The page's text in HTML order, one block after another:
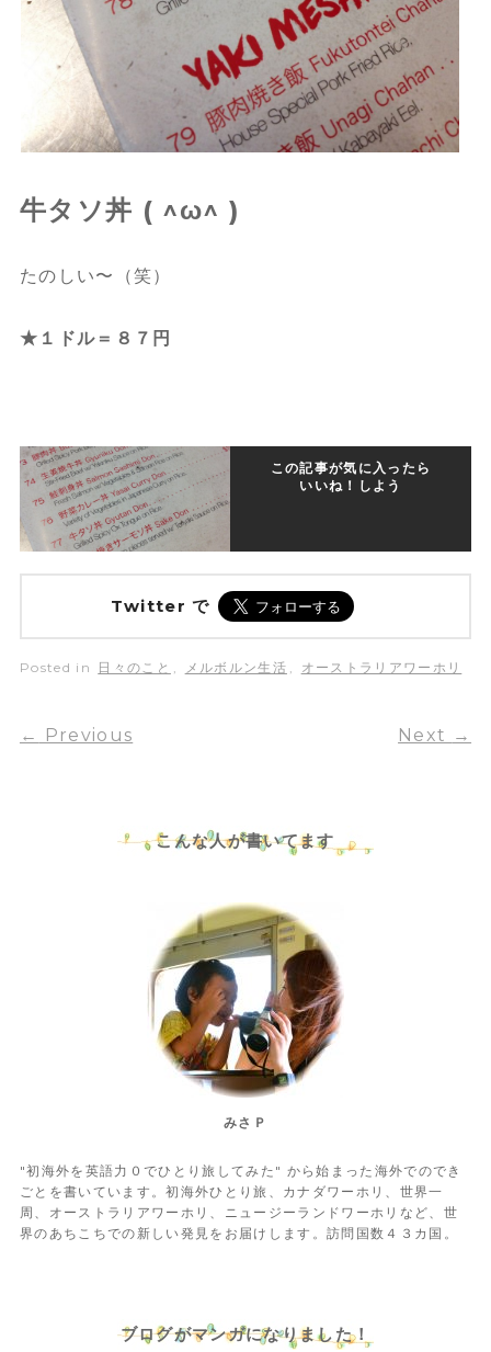
牛タソ丼 ( ^ω^ )
たのしい〜（笑）
★１ドル＝８７円
この記事が気に入ったら
いいね！しよう
Twitter で
Posted in 日々のこと メルボルン生活 オーストラリアワーホリ
← Previous Next →
こんな人が書いてます
みさＰ
"初海外を英語力０でひとり旅してみた" から始まった海外でのでき
ごとを書いています。初海外ひとり旅、カナダワーホリ、世界一
周、オーストラリアワーホリ、ニュージーランドワーホリなど、世
界のあちこちでの新しい発見をお届けします。訪問国数４３カ国。
ブログがマンガになりました！